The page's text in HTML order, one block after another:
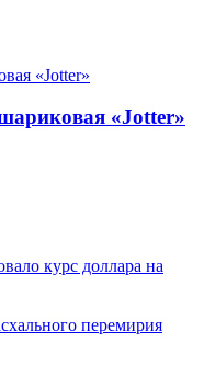
«Jotter»
курс доллара на
перемирия